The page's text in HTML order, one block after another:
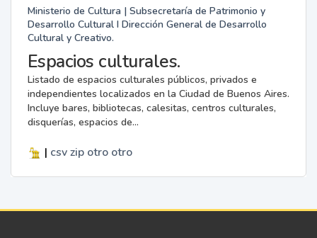
Ministerio de Cultura | Subsecretaría de Patrimonio y
Desarrollo Cultural I Dirección General de Desarrollo
Cultural y Creativo.
Espacios culturales.
Listado de espacios culturales públicos, privados e
independientes localizados en la Ciudad de Buenos Aires.
Incluye bares, bibliotecas, calesitas, centros culturales,
disquerías, espacios de...
| csv zip otro otro